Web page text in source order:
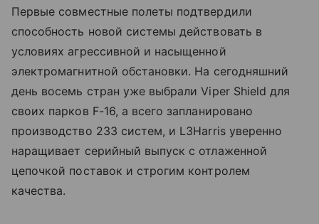
Первые совместные полеты подтвердили
способность новой системы действовать в
условиях агрессивной и насыщенной
электромагнитной обстановки. На сегодняшний
день восемь стран уже выбрали Viper Shield для
своих парков F-16, а всего запланировано
производство 233 систем, и L3Harris уверенно
наращивает серийный выпуск с отлаженной
цепочкой поставок и строгим контролем
качества.